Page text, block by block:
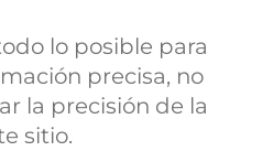
lo posible para
precisa, no
la precisión de la
sitio.